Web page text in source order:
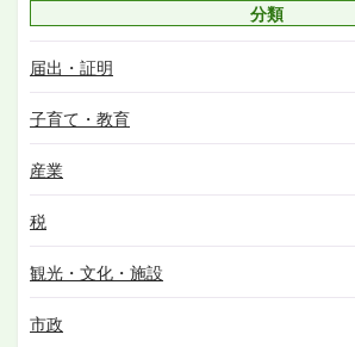
分類
届出・証明
子育て・教育
産業
税
観光・文化・施設
市政